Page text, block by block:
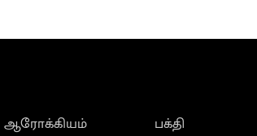
ஆரோக்கியம்
பக்தி